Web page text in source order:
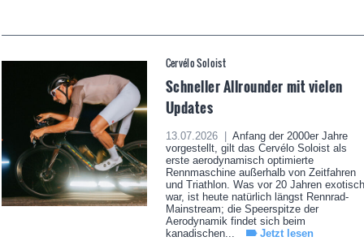
Cervélo Soloist
Schneller Allrounder mit vielen
Updates
13.07.2026 |
Anfang der 2000er Jahre
vorgestellt, gilt das Cervélo Soloist als
erste aerodynamisch optimierte
Rennmaschine außerhalb von Zeitfahren
und Triathlon. Was vor 20 Jahren exotisch
war, ist heute natürlich längst Rennrad-
Mainstream; die Speerspitze der
Aerodynamik findet sich beim
kanadischen...
Jetzt lesen